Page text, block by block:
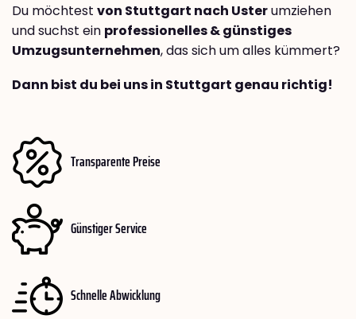
Du möchtest von Stuttgart nach Usterumziehen
und suchst ein professionelles & günstiges
Umzugsunternehmen, das sich um alles kümmert?
Dann bist du bei uns in Stuttgart genau richtig!
Transparente Preise
Günstiger Service
Schnelle Abwicklung